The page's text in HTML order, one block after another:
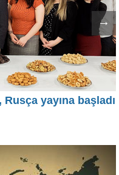
→
yayına başladı